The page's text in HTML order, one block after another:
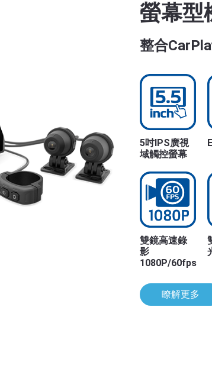
螢幕型
整合
5吋IPS廣視
域觸控螢幕
雙鏡高速錄
影
1080P/60fps
瞭解更多